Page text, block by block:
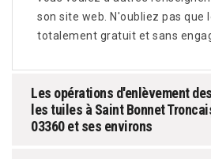
son site web. N'oubliez pas que
totalement gratuit et sans
Les opérations d'enlèvement
les tuiles à Saint Bonnet
03360 et ses environs